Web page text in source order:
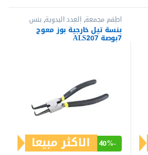
أطقم مجمعة, العدد اليدوية,بنس
تيل,بنس وقصافات
بنسة تيل خارجية بوز معوج
7بوصة ALS207
-
40% الاكثر مبيعا